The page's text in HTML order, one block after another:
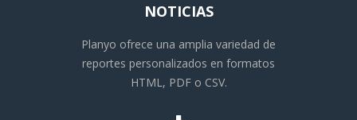
NOTICIAS
Planyo ofrece una amplia variedad de
reportes personalizados en formatos
HTML, PDF o CSV.